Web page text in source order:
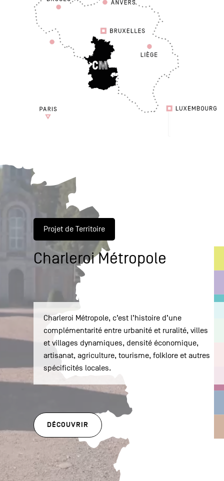
Projet de Territoire
Charleroi Métropole
Charleroi Métropole, c’est l’histoire d’une
complémentarité entre urbanité et ruralité, villes
et villages dynamiques, densité économique,
artisanat, agriculture, tourisme, folklore et autres
spécificités locales.
DÉCOUVRIR